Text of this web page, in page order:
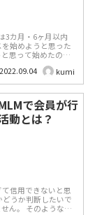
3カ月・6ヶ月以内
始めようと思った
思って始めたのに
kumi
で会員が行
動とは？
信用できないと思
うか判断したいで
ん。 そのような状